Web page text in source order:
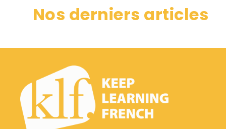
Nos derniers articles